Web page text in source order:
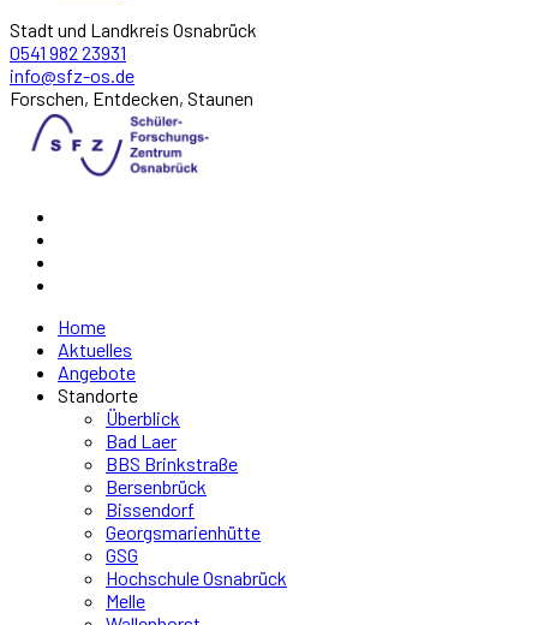
Stadt und Landkreis Osnabrück
0541 982 23931
info@sfz-os.de
Forschen, Entdecken, Staunen
Home
Aktuelles
Angebote
Standorte
Überblick
Bad Laer
BBS Brinkstraße
Bersenbrück
Bissendorf
Georgsmarienhütte
GSG
Hochschule Osnabrück
Melle